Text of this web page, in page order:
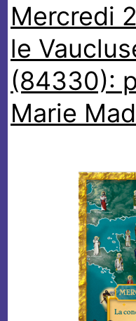
Mercredi
le
(84330):
Marie